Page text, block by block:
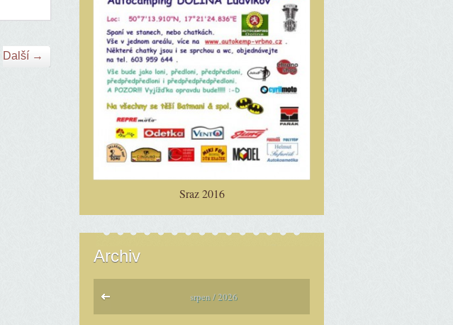
Další →
Sraz 2016
Archiv
srpen / 2026